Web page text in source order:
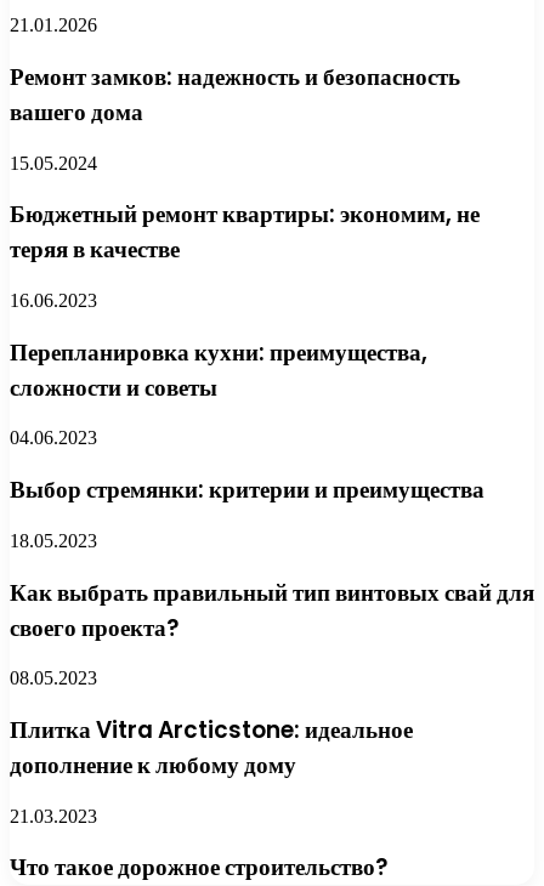
21.01.2026
Ремонт замков: надежность и безопасность
вашего дома
15.05.2024
Бюджетный ремонт квартиры: экономим, не
теряя в качестве
16.06.2023
Перепланировка кухни: преимущества,
сложности и советы
04.06.2023
Выбор стремянки: критерии и преимущества
18.05.2023
Как выбрать правильный тип винтовых свай для
своего проекта?
08.05.2023
Плитка Vitra Arcticstone: идеальное
дополнение к любому дому
21.03.2023
Что такое дорожное строительство?